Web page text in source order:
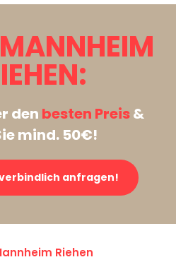
MANNHEIM
den besten Preis&
mind. 50€!
anfragen!
Riehen